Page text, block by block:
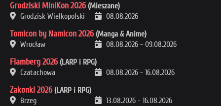
Grodziski MiniKon 2026 (Mieszane)
Grodzisk Wielkopolski
08.08.2026
Tomicon by Namicon 2026 (Manga & Anime)
Wrocław
08.08.2026 - 09.08.2026
Flamberg 2026 (LARP i RPG)
Czatachowa
08.08.2026 - 16.08.2026
Zakonki 2026 (LARP i RPG)
Brzeg
13.08.2026 - 16.08.2026